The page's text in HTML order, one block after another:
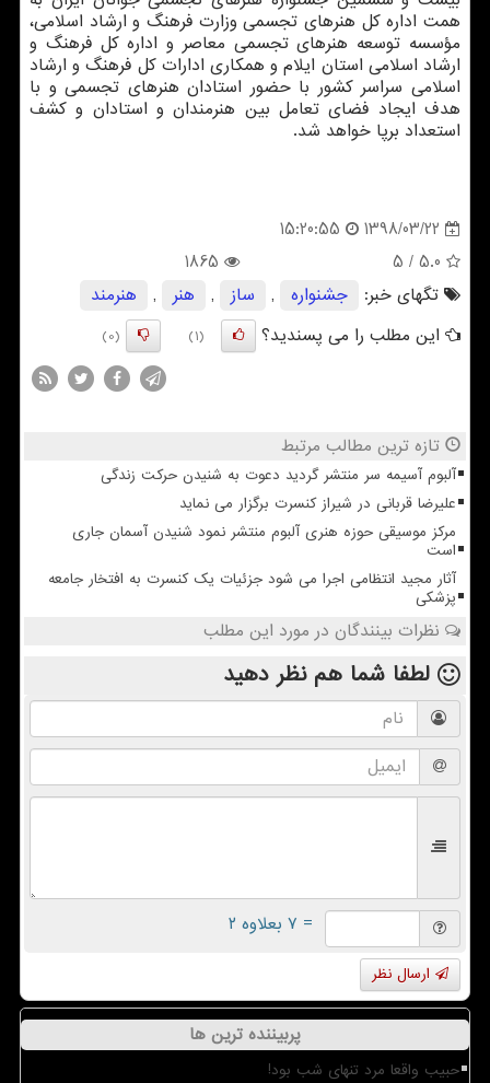
همت اداره كل هنرهای تجسمی وزارت فرهنگ و ارشاد اسلامی،
مؤسسه توسعه هنرهای تجسمی معاصر و اداره كل فرهنگ و
ارشاد اسلامی استان ایلام و همكاری ادارات كل فرهنگ و ارشاد
اسلامی سراسر كشور با حضور استادان هنرهای تجسمی و با
هدف ایجاد فضای تعامل بین هنرمندان و استادان و كشف
استعداد برپا خواهد شد.
1398/03/22
15:20:55
5.0
/ 5
1865
تگهای خبر:
جشنواره , ساز , هنر ,
هنرمند
این مطلب را می پسندید؟
(1)
(0)
تازه ترین مطالب مرتبط
آلبوم آسیمه سر منتشر گردید دعوت به شنیدن حرکت زندگی
علیرضا قربانی در شیراز کنسرت برگزار می نماید
مرکز موسیقی حوزه هنری آلبوم منتشر نمود شنیدن آسمان جاری
است
آثار مجید انتظامی اجرا می شود جزئیات یک کنسرت به افتخار جامعه
پزشکی
نظرات بینندگان در مورد این مطلب
لطفا شما همنظر دهید
= ۷ بعلاوه ۲
ارسال نظر
پربیننده ترین ها
حبیب واقعا مرد تنهای شب بود!